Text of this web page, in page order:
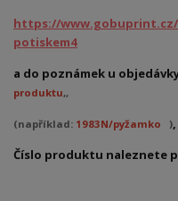
https://
potiskem4
a do poznámek u
produktu,,
(například: 1983N/pyžamko )
Číslo produktu naleznete